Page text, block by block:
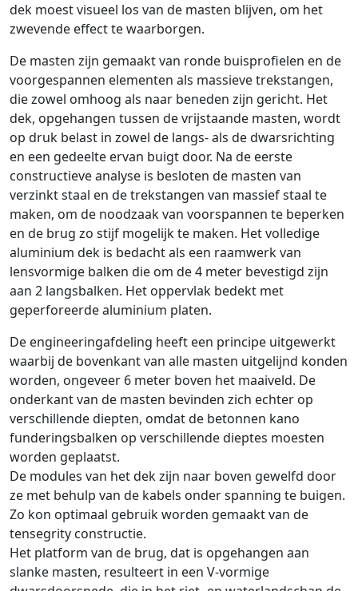
dek moest visueel los van de masten blijven, om het
zwevende effect te waarborgen.
De masten zijn gemaakt van ronde buisprofielen en de
voorgespannen elementen als massieve trekstangen,
die zowel omhoog als naar beneden zijn gericht. Het
dek, opgehangen tussen de vrijstaande masten, wordt
op druk belast in zowel de langs- als de dwarsrichting
en een gedeelte ervan buigt door. Na de eerste
constructieve analyse is besloten de masten van
verzinkt staal en de trekstangen van massief staal te
maken, om de noodzaak van voorspannen te beperken
en de brug zo stijf mogelijk te maken. Het volledige
aluminium dek is bedacht als een raamwerk van
lensvormige balken die om de 4 meter bevestigd zijn
aan 2 langsbalken. Het oppervlak bedekt met
geperforeerde aluminium platen.
De engineeringafdeling heeft een principe uitgewerkt
waarbij de bovenkant van alle masten uitgelijnd konden
worden, ongeveer 6 meter boven het maaiveld. De
onderkant van de masten bevinden zich echter op
verschillende diepten, omdat de betonnen kano
funderingsbalken op verschillende dieptes moesten
worden geplaatst.
De modules van het dek zijn naar boven gewelfd door
ze met behulp van de kabels onder spanning te buigen.
Zo kon optimaal gebruik worden gemaakt van de
tensegrity constructie.
Het platform van de brug, dat is opgehangen aan
slanke masten, resulteert in een V-vormige